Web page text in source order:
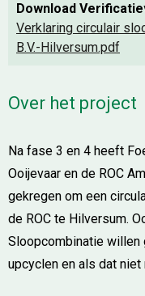
Download
Verklaring circulair
B.V.-Hilversum.pdf
Over het project
Na fase 3 en 4 heeft
Ooijevaar en de ROC
gekregen om een
de ROC te Hilversum.
Sloopcombinatie
upcyclen en als dat